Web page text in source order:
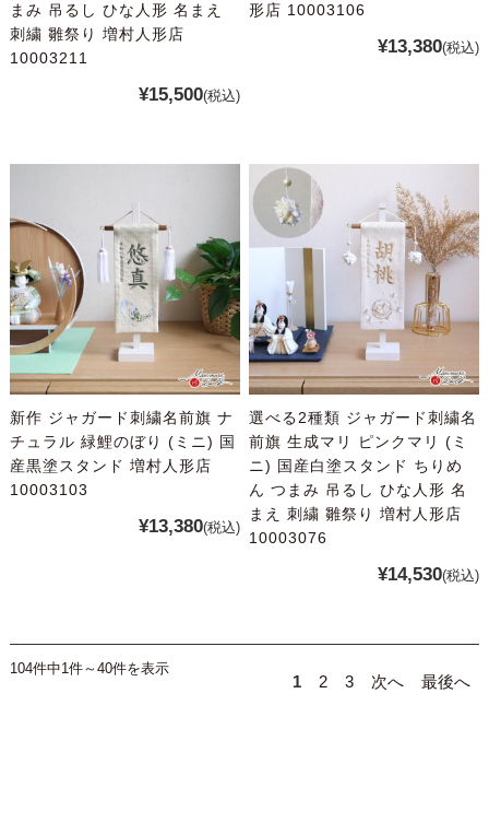
まみ 吊るし ひな人形 名まえ
刺繍 雛祭り 増村人形店
10003211
¥15,500(税込)
形店 10003106
¥13,380(税込)
新作 ジャガード刺繍名前旗 ナ
チュラル 緑鯉のぼり (ミニ) 国
産黒塗スタンド 増村人形店
10003103
¥13,380(税込)
選べる2種類 ジャガード刺繍名
前旗 生成マリ ピンクマリ (ミ
ニ) 国産白塗スタンド ちりめ
ん つまみ 吊るし ひな人形 名
まえ 刺繍 雛祭り 増村人形店
10003076
¥14,530(税込)
104件中1件～40件を表示
1 2 3 次へ 最後へ